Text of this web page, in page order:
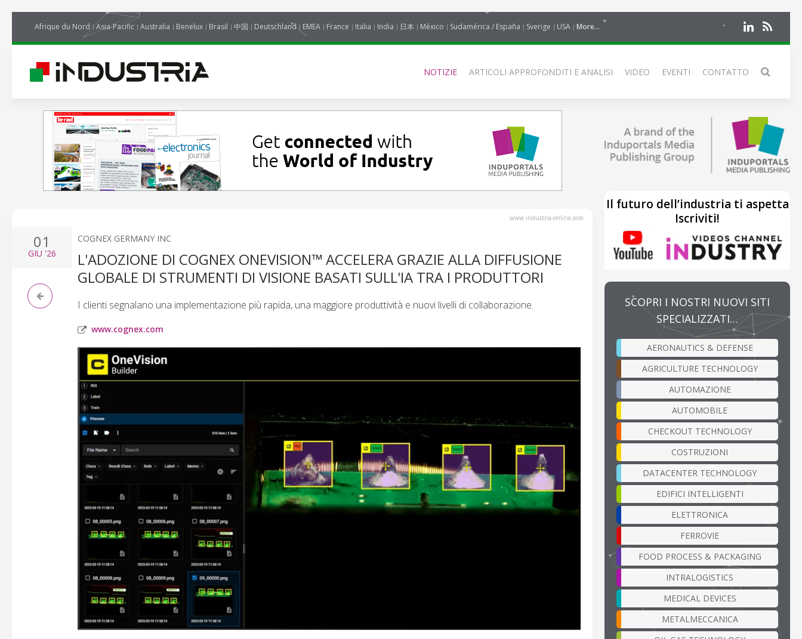
Afrique du Nord Asia-Pacific Australia Benelux Brasil 中国 Deutschland EMEA France Italia India 日本 México Sudamérica / España Sverige USA More...
NOTIZIE ARTICOLI APPROFONDITI E ANALISI VIDEO EVENTI CONTATTO
www.industria-online.com
01
GIU '26
COGNEX GERMANY INC
L'ADOZIONE DI COGNEX ONEVISION™ ACCELERA GRAZIE ALLA DIFFUSIONE
GLOBALE DI STRUMENTI DI VISIONE BASATI SULL'IA TRA I PRODUTTORI
I clienti segnalano una implementazione più rapida, una maggiore produttività e nuovi livelli di collaborazione.
www.cognex.com
Il futuro dell’industria ti aspetta
Iscriviti!
SCOPRI I NOSTRI NUOVI SITI
SPECIALIZZATI…
AERONAUTICS & DEFENSE
AGRICULTURE TECHNOLOGY
AUTOMAZIONE
AUTOMOBILE
CHECKOUT TECHNOLOGY
COSTRUZIONI
DATACENTER TECHNOLOGY
EDIFICI INTELLIGENTI
ELETTRONICA
FERROVIE
FOOD PROCESS & PACKAGING
INTRALOGISTICS
MEDICAL DEVICES
METALMECCANICA